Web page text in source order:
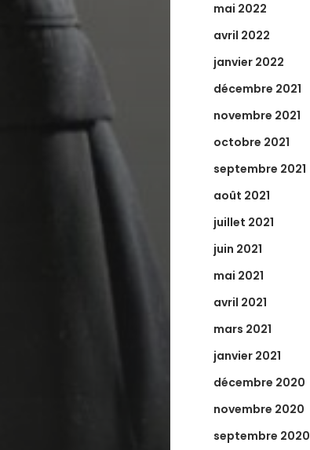
mai 2022
avril 2022
janvier 2022
décembre 2021
novembre 2021
octobre 2021
septembre 2021
août 2021
juillet 2021
juin 2021
mai 2021
avril 2021
mars 2021
janvier 2021
décembre 2020
novembre 2020
septembre 2020